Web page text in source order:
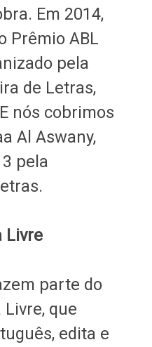
Em 2014,
Prêmio ABL
pela
de Letras,
nós cobrimos
Al Aswany,
pela
Livre
parte do
que
edita e